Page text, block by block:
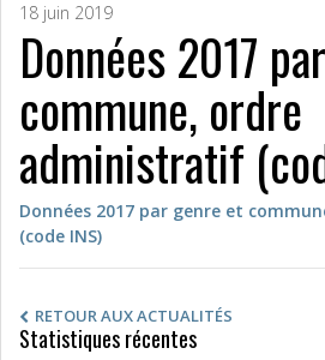
18 juin 2019
Données 2017
commune, ordre
administratif
Données 2017 par genre et
(code INS)
RETOUR AUX ACTUALITÉS
Statistiques récentes